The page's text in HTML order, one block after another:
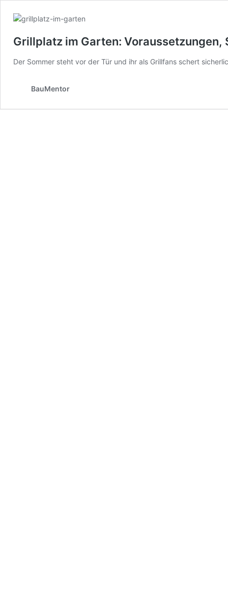
Grillplatz im Garten:
Der Sommer steht vor der Tür und ihr als Grillfans schert
BauMentor